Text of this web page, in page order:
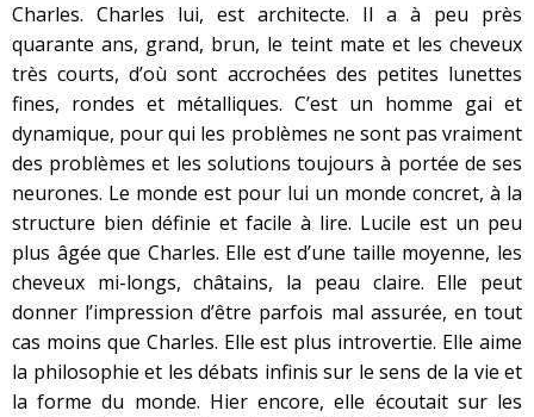
Charles. Charles lui, est architecte. Il a à peu près
quarante ans, grand, brun, le teint mate et les cheveux
très courts, d’où sont accrochées des petites lunettes
fines, rondes et métalliques. C’est un homme gai et
dynamique, pour qui les problèmes ne sont pas vraiment
des problèmes et les solutions toujours à portée de ses
neurones. Le monde est pour lui un monde concret, à la
structure bien définie et facile à lire. Lucile est un peu
plus âgée que Charles. Elle est d’une taille moyenne, les
cheveux mi-longs, châtains, la peau claire. Elle peut
donner l’impression d’être parfois mal assurée, en tout
cas moins que Charles. Elle est plus introvertie. Elle aime
la philosophie et les débats infinis sur le sens de la vie et
la forme du monde. Hier encore, elle écoutait sur les